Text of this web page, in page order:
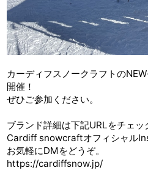
カーディフスノークラフトの
開催！
ぜひご参加ください。
ブランド詳細は下記URLをチェッ
Cardiff snowcraftオフィシャル
お気軽にDMをどうぞ。
https://cardiffsnow.jp/